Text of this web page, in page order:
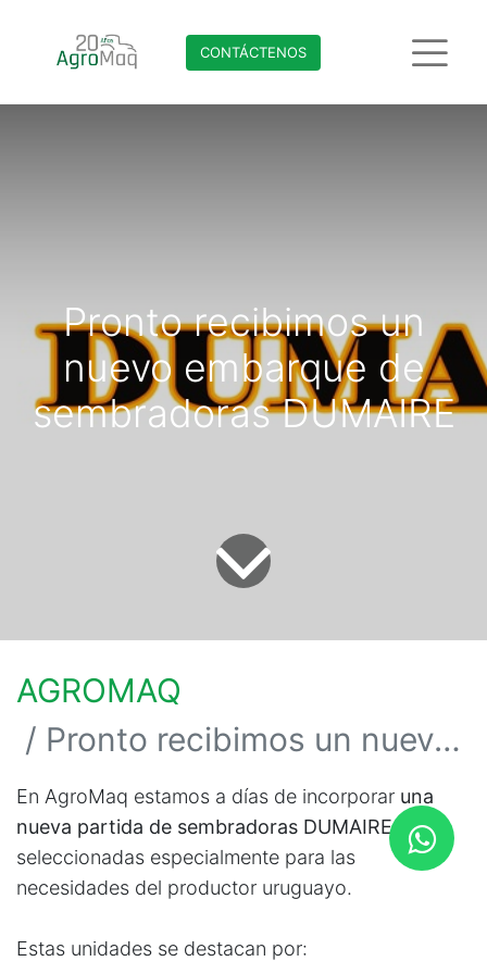
CONTÁCTENO​​​​S
Pronto recibimos un
nuevo embarque de
sembradoras DUMAIRE
AGROMAQ
Pronto recibimos un nuevo embarque de sembradoras DUMAIRE
En AgroMaq estamos a días de incorporar una
nueva partida de sembradoras DUMAIRE,
seleccionadas especialmente para las
necesidades del productor uruguayo.
Estas unidades se destacan por: